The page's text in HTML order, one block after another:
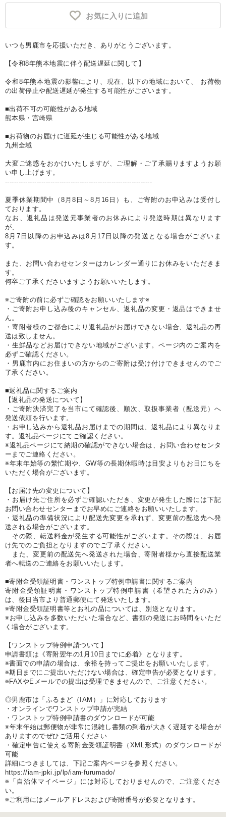
お気に入りに追加
いつも男鹿市を応援いただき、ありがとうございます。
【令和8年熊本地震に伴う配送遅延に関して】
令和8年熊本地震の影響により、現在、以下の地域において、 お荷物
の出荷停止や配送遅延が発生する可能性がございます。
■出荷不可の可能性がある地域
熊本県・宮崎県
■お荷物のお届けに遅延が生じる可能性がある地域
九州全域
大変ご迷惑をおかけいたしますが、ご理解・ご了承賜りますようお願
い申し上げます。
-----------------------------------------------------------------
夏季休業期間中（8月8日～8月16日）も、ご寄附のお申込みは受付し
ております。
なお、返礼品は発送元事業者のお休みにより発送時期は異なります
が、
8月7日以降のお申込みは8月17日以降の発送となる場合がございま
す。
また、お問い合わせセンターはカレンダー通りにお休みをいただきま
す。
何卒ご了承くださいますようお願いいたします。
※ご寄附の前に必ずご確認をお願いいたします※
・ご寄附お申し込み後のキャンセル、返礼品の変更・返品はできませ
ん。
・寄附者様のご都合により返礼品がお届けできない場合、返礼品の再
送は致しません。
・生鮮品などお届けできない地域がございます。ページ内のご案内を
必ずご確認ください。
・男鹿市内にお住まいの方からのご寄附は受け付けできませんのでご
了承ください。
■返礼品に関するご案内
【返礼品の発送について】
・ご寄附決済完了を当市にて確認後、順次、取扱事業者（配送元）へ
発送依頼を行います。
・お申し込みから返礼品お届けまでの期間は、返礼品により異なりま
す。返礼品ページにてご確認ください。
※返礼品ページにて納期の確認ができない場合は、お問い合わせセンタ
ーまでご連絡ください。
※年末年始等の繁忙期や、GW等の長期休暇時は目安よりもお日にちを
いただく場合がございます。
【お届け先の変更について】
・お届け先ご住所を必ずご確認いただき、変更が発生した際には下記
お問い合わせセンターまでお早めにご連絡をお願いいたします。
・返礼品の準備状況により配送先変更を承れず、変更前の配送先へ発
送される場合がございます。
その際、転送料金が発生する可能性がございます。その際は、お届
け先でのご負担となりますのでご了承ください。
また、変更前の配送先へ発送された場合、寄附者様から直接配送業
者へ転送のご連絡をお願いいたします。
■寄附金受領証明書・ワンストップ特例申請書に関するご案内
寄附金受領証明書・ワンストップ特例申請書（希望された方のみ）
は、後日当市より普通郵便にて発送いたします。
※寄附金受領証明書等とお礼の品については、別送となります。
※お申し込みを多数いただいた場合など、書類の発送にお時間をいただ
く場合がございます。
【ワンストップ特例申請ついて】
申請書類は《寄附翌年の1月10日までに必着》となります。
※書面での申請の場合は、余裕を持ってご提出をお願いいたします。
※期日までにご提出いただけない場合は、確定申告が必要となります。
※FAXやEメールでの提出は受理できませんので、ご注意ください。
◎男鹿市は「ふるまど（IAM）」に対応しております
・オンラインでワンストップ申請が完結
・ワンストップ特例申請書のダウンロードが可能
※年末年始は郵便物が非常に混雑し書類の到着が大きく遅延する場合が
ありますのでぜひご活用ください
・確定申告に使える寄附金受領証明書（XML形式）のダウンロードが
可能
詳細につきましては、下記ご案内ページを参照ください。
https://iam-jpki.jp/lp/iam-furumado/
※「自治体マイページ」には対応しておりませんので、ご注意くださ
い。
※ご利用にはメールアドレスおよび寄附番号が必要となります。